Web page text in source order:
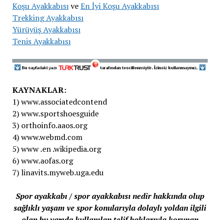
Koşu AyakkabısıveEn İyi Koşu Ayakkabısı
Trekking Ayakkabısı
Yürüyüş Ayakkabısı
Tenis Ayakkabısı
KAYNAKLAR:
1) www.associatedcontend
2) www.sportshoesguide
3) orthoinfo.aaos.org
4) www.webmd.com
5) www .en .wikipedia.org
6) www.aofas.org
7) linavits.myweb.uga.edu
Spor ayakkabı / spor ayakkabısı nedir hakkında olup
sağlıklı yaşam ve spor konularıyla dolaylı yoldan ilgili